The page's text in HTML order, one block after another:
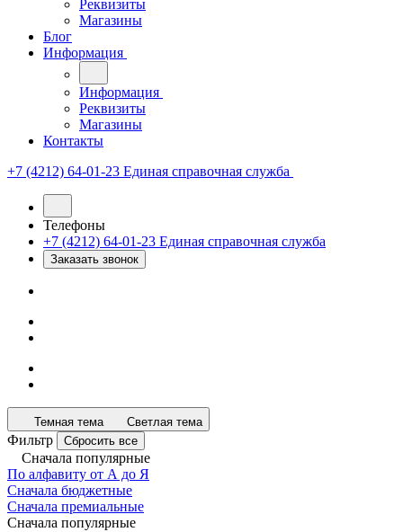
Реквизиты
Магазины
Блог
Информация
Информация
Реквизиты
Магазины
Контакты
+7 (4212) 64-01-23 Единая справочная служба
Телефоны
+7 (4212) 64-01-23 Единая справочная служба
Заказать звонок
Темная тема Светлая тема
Фильтр Сбросить все
Сначала популярные
По алфавиту от А до Я
Сначала бюджетные
Сначала премиальные
Сначала популярные